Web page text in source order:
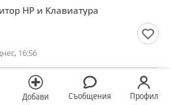
Добави Съобщения Профил
HP и Клавиатура
16:56